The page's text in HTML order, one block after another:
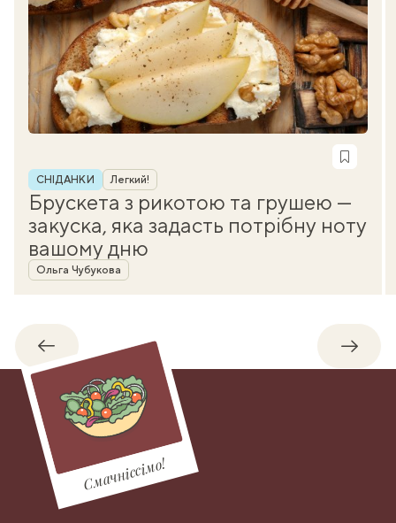
Рубрика
СНІДАНКИ Легкий!
Брускета з рикотою та грушею —
закуска, яка задасть потрібну ноту
вашому дню
Автор
Ольга Чубукова
Назад
Смачніссімо!